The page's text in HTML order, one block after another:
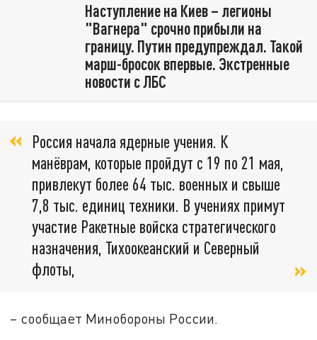
Наступление на Киев – легионы
"Вагнера" срочно прибыли на
границу. Путин предупреждал. Такой
марш-бросок впервые. Экстренные
новости с ЛБС
Россия начала ядерные учения. К
манёврам, которые пройдут с 19 по 21 мая,
привлекут более 64 тыс. военных и свыше
7,8 тыс. единиц техники. В учениях примут
участие Ракетные войска стратегического
назначения, Тихоокеанский и Северный
флоты,
– сообщает Минобороны России.